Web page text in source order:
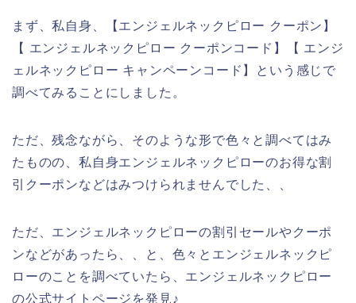
まず、私自身、【エンジェルネックピロー クーポン】
【 エンジェルネックピロー クーポンコード】【 エンジ
ェルネックピロー キャンペーンコード】という感じで
調べてみることにしました。
ただ、残念ながら、そのような形で色々と調べてはみ
たものの、私自身エンジェルネックピローのお得な割
引クーポンなどはみつけられませんでした、、
ただ、エンジェルネックピローの割引セールやクーポ
ンなどがあったら、、と、色々とエンジェルネックピ
ローのことを調べていたら、エンジェルネックピロー
の公式サイトページを発見♪